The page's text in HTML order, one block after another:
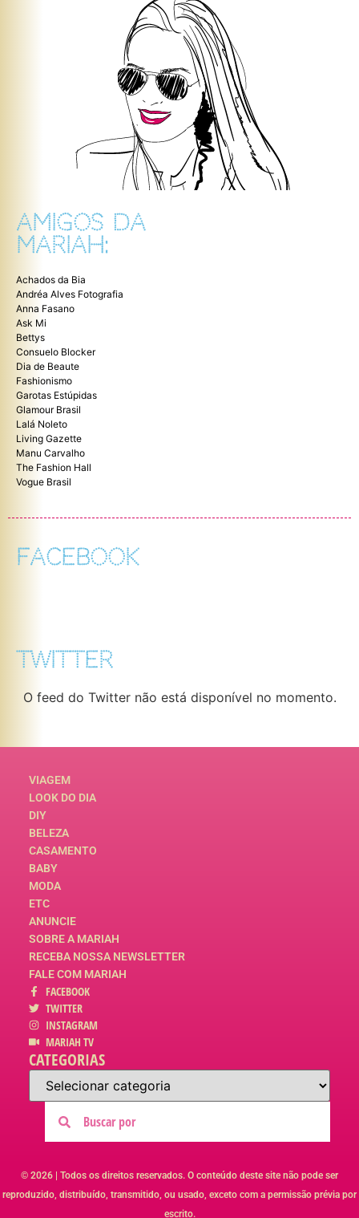
AMIGOS DA
MARIAH:
Achados da Bia
Andréa Alves Fotografia
Anna Fasano
Ask Mi
Bettys
Consuelo Blocker
Dia de Beaute
Fashionismo
Garotas Estúpidas
Glamour Brasil
Lalá Noleto
Living Gazette
Manu Carvalho
The Fashion Hall
Vogue Brasil
FACEBOOK
TWITTER
O feed do Twitter não está disponível no momento.
VIAGEM
LOOK DO DIA
DIY
BELEZA
CASAMENTO
BABY
MODA
ETC
ANUNCIE
SOBRE A MARIAH
RECEBA NOSSA NEWSLETTER
FALE COM MARIAH
FACEBOOK
TWITTER
INSTAGRAM
MARIAH TV
CATEGORIAS
© 2026 | Todos os direitos reservados. O conteúdo deste site não pode ser
reproduzido, distribuído, transmitido, ou usado, exceto com a permissão prévia por
escrito.